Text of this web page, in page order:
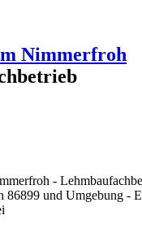
Nimmerfroh
-
86899 und Umgebung -